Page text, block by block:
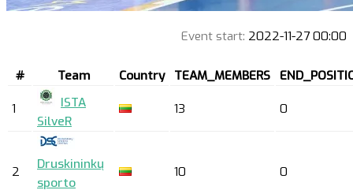
Event start: 2022-11-27 00:00
# Team Country TEAM_MEMBERS
1
ISTA
SilveR
13 0
2
Druskininkų
sporto
10 0